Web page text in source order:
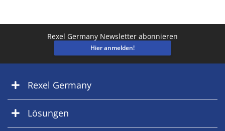
Rexel Germany Newsletter abonnieren
Hier anmelden!
Rexel Germany
Lösungen